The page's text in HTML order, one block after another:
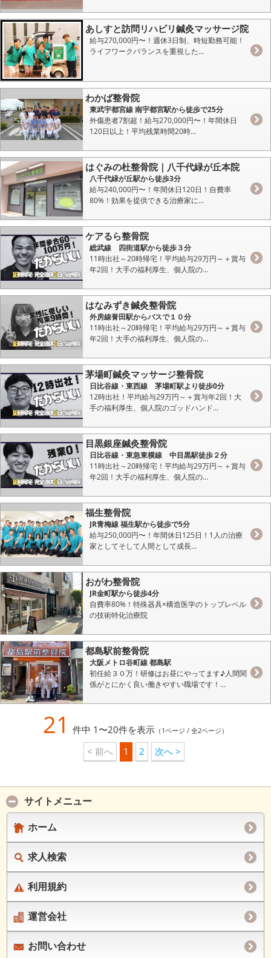
あしすと訪問リハビリ鍼灸マッサージ院
給与270,000円〜！週休3日制、時短勤務可能！
ライフワークバランスを重視した...
わかば整骨院
東武宇都宮線 南宇都宮駅から徒歩で25分
外傷患者7割超！給与270,000円〜！年間休日
120日以上！平均残業時間20時...
はぐみの杜整骨院｜八千代緑が丘本院
八千代緑が丘駅から徒歩3分
給与240,000円〜！年間休日120日！自費率
80%！効果を提供できる治療家に...
ケアるら整骨院
総武線 四街道駅から徒歩３分
11時出社～20時帰宅！平均給与29万円～＋賞与
年2回！大手の福利厚生、個人院の...
はなみずき鍼灸整骨院
外房線誉田駅からバスで１０分
11時出社～20時帰宅！平均給与29万円～＋賞与
年2回！大手の福利厚生、個人院の...
茅場町鍼灸マッサージ整骨院
日比谷線・東西線 茅場町駅より徒歩0分
12時出社！平均給与29万円～＋賞与年2回！大
手の福利厚生、個人院のゴッドハンド...
目黒銀座鍼灸整骨院
日比谷線・東急東横線 中目黒駅徒歩２分
11時出社～20時帰宅！平均給与29万円～＋賞与
年2回！大手の福利厚生、個人院の...
福生整骨院
JR青梅線 福生駅から徒歩で5分
給与250,000円〜！年間休日125日！1人の治療
家としてそして人間として成長...
おがわ整骨院
JR金町駅から徒歩4分
自費率80%！特殊器具×構造医学のトップレベル
の技術特化治療院
都島駅前整骨院
大阪メトロ谷町線 都島駅
初任給３０万！研修はお昼にやってます♪人間関
係がとにかく良い働きやすい職場です！...
21 件中 1〜20件を表示 （1ページ / 全2ページ）
< 前へ 1 2 次へ >
サイトメニュー
ホーム
求人検索
利用規約
運営会社
お問い合わせ